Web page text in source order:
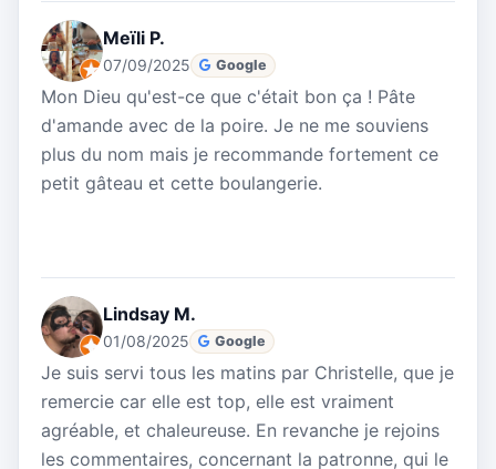
Meïli P.
07/09/2025 Google
Mon Dieu qu'est-ce que c'était bon ça ! Pâte
d'amande avec de la poire. Je ne me souviens
plus du nom mais je recommande fortement ce
petit gâteau et cette boulangerie.
Lindsay M.
01/08/2025 Google
Je suis servi tous les matins par Christelle, que je
remercie car elle est top, elle est vraiment
agréable, et chaleureuse. En revanche je rejoins
les commentaires, concernant la patronne, qui le